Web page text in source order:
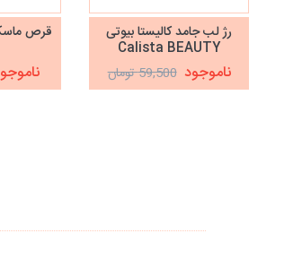
رژ لب جامد کالیستا بیوتی
Calista BEAUTY
ناموجود 59,500 تومان
قرص